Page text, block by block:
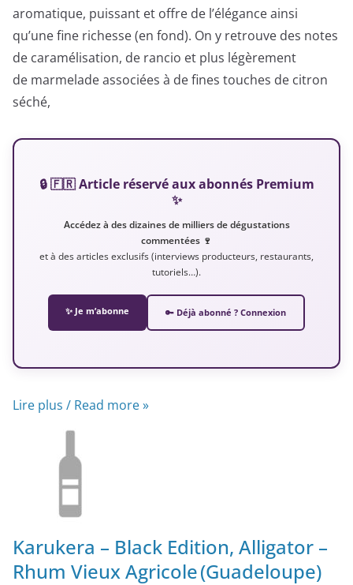
aromatique, puissant et offre de l’élégance ainsi
qu’une fine richesse (en fond). On y retrouve des notes
de caramélisation, de rancio et plus légèrement
de marmelade associées à de fines touches de citron
séché,
🔒 🇫🇷 Article réservé aux abonnés Premium
✨
Accédez à des dizaines de milliers de dégustations
commentées 🍷
et à des articles exclusifs (interviews producteurs, restaurants,
tutoriels…).
✨ Je m’abonne 🔑 Déjà abonné ? Connexion
Lire plus / Read more »
Karukera – Black Edition, Alligator –
Rhum Vieux Agricole (Guadeloupe)